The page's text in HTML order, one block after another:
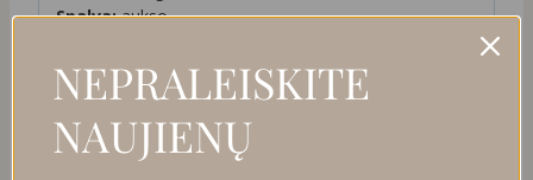
Spalva:aukso
PANAŠŪS PRODUKTAI
NEPRALEISKITE
NAUJIENŲ